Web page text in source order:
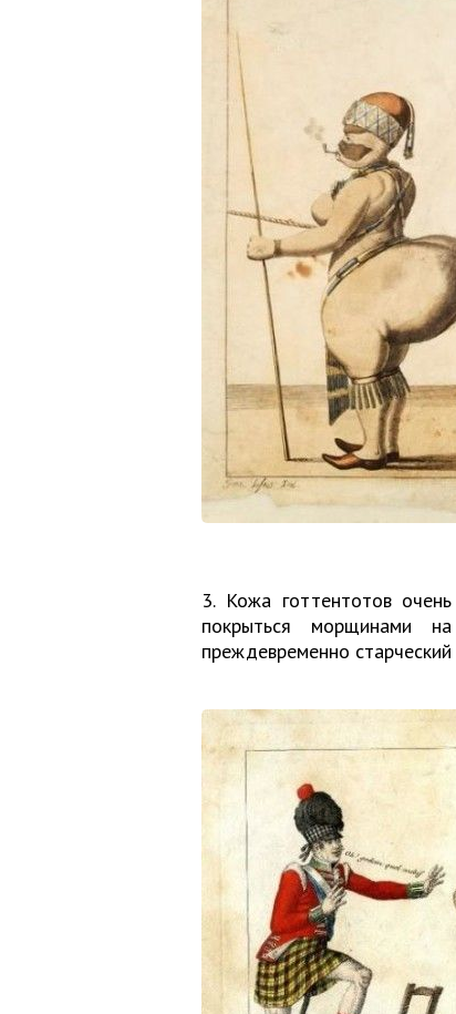
3. Кожа готтентотов
покрыться морщинами
преждевременно старческий